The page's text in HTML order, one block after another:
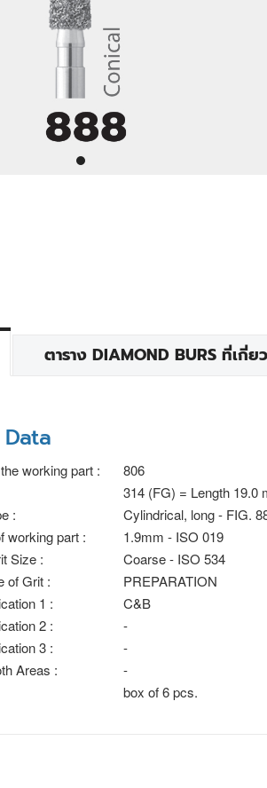
ตาราง DIAMOND BURS ที่เกี่ย
working part :
806
314 (FG) = Length 19.0
:
Cylindrical, long - FIG.
working part :
1.9mm - ISO 019
Size :
Coarse - ISO 534
of Grit :
PREPARATION
1 :
C&B
2 :
-
3 :
-
Areas :
-
box of 6 pcs.